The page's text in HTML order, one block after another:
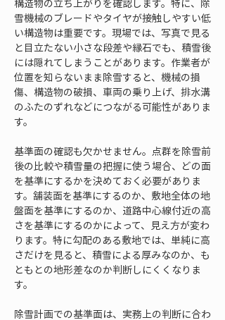
構造物の立ち上がりを確認します。特に、除
雪機械のブレードやタイヤが接触しやすい低
い構造物は重要です。現場では、写真で見る
と目立たない小さな段差や縁石でも、積雪後
には隠れてしまうことがあります。作業者が
位置を知らないまま除雪すると、機械の損
傷、構造物の破損、車両の乗り上げ、排水溝
のふたのずれなどにつながる可能性がありま
す。
基準面の確認も欠かせません。点群を除雪前
後の比較や積雪量の把握に使う場合、どの面
を基準にするかを決めておく必要がありま
す。舗装面を基準にするのか、敷地全体の地
盤面を基準にするのか、道路中心線付近の高
さを基準にするのかによって、見え方が変わ
ります。特に勾配のある敷地では、単純に高
さだけを見ると、積雪による厚みなのか、も
ともとの地形差なのか判断しにくくなりま
す。
除雪計画での基準面は、実務上の判断に合わ